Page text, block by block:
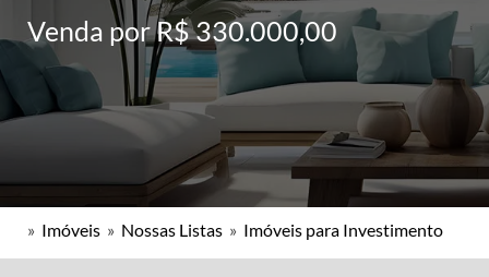
Venda por R$ 330.000,00
» Imóveis » Nossas Listas » Imóveis para Investimento